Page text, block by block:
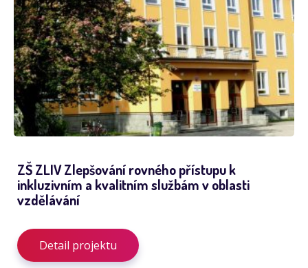
ZŠ ZLIV Zlepšování rovného přístupu k
inkluzivním a kvalitním službám v oblasti
vzdělávání
Detail projektu